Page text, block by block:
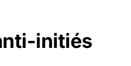
initiés